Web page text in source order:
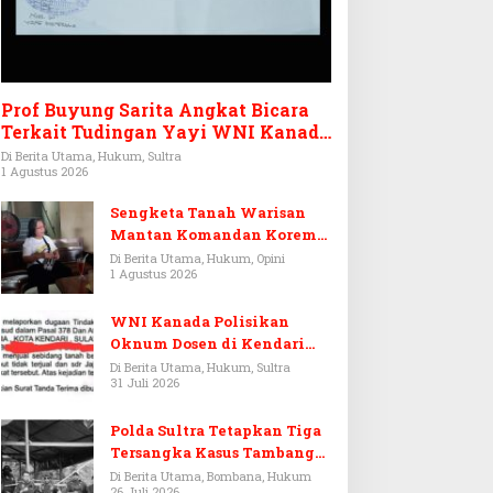
Prof Buyung Sarita Angkat Bicara
Terkait Tudingan Yayi WNI Kanada
Ditagih Utang Rp3,6 Miliar
Di Berita Utama, Hukum, Sultra
1 Agustus 2026
Sengketa Tanah Warisan
Mantan Komandan Korem
143/HO, Ketika Warisan
Menjadi Arena Pemerasan
Di Berita Utama, Hukum, Opini
1 Agustus 2026
WNI Kanada Polisikan
Oknum Dosen di Kendari
Terkait Aset Puluhan Miliar
Di Berita Utama, Hukum, Sultra
31 Juli 2026
Polda Sultra Tetapkan Tiga
Tersangka Kasus Tambang
Emas Ilegal di Bombana
Di Berita Utama, Bombana, Hukum